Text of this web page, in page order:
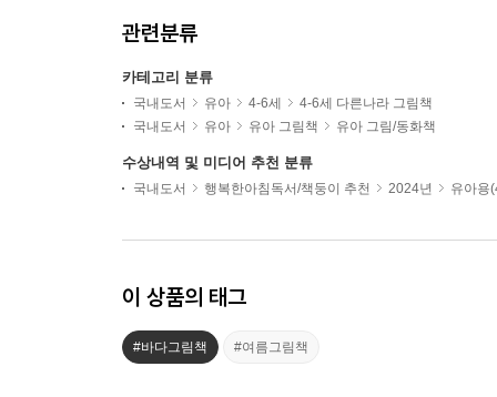
관련분류
카테고리 분류
국내도서 유아 4-6세
4-6세 다른나라 그림책
국내도서
유아 유아 그림책 유아 그림/동화책
수상내역 및 미디어 추천 분류
국내도서 행복한아침독서/책둥이 추천 2024년 유아용
이 상품의 태그
#바다그림책 #여름그림책